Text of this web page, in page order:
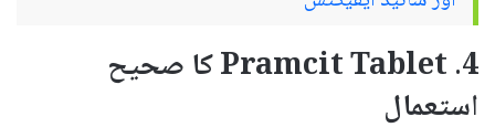
4. Pramcit Tablet کا صحیح
استعمال